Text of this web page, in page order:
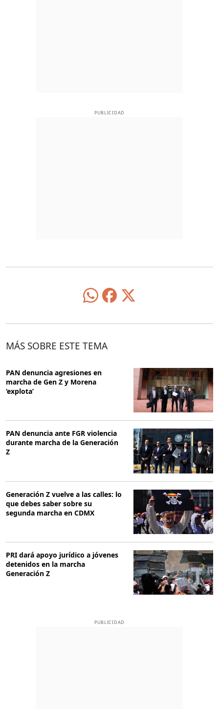
PUBLICIDAD
MÁS SOBRE ESTE TEMA
PAN denuncia agresiones en
marcha de Gen Z y Morena
‘explota’
PAN denuncia ante FGR violencia
durante marcha de la Generación
Z
Generación Z vuelve a las calles: lo
que debes saber sobre su
segunda marcha en CDMX
PRI dará apoyo jurídico a jóvenes
detenidos en la marcha
Generación Z
PUBLICIDAD